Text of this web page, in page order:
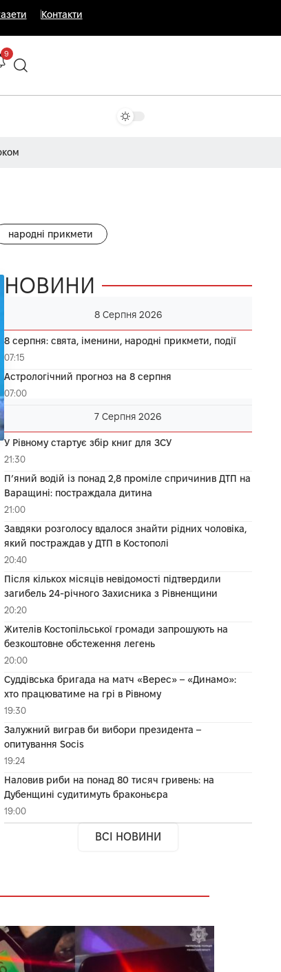
Контакти
9
народні прикмети
НОВИНИ
8 Серпня 2026
8 серпня: свята, іменини, народні прикмети, події
07:15
Астрологічний прогноз на 8 серпня
07:00
7 Серпня 2026
У Рівному стартує збір книг для ЗСУ
21:30
П’яний водій із понад 2,8 проміле спричинив ДТП на
Варащині: постраждала дитина
21:00
Завдяки розголосу вдалося знайти рідних чоловіка,
який постраждав у ДТП в Костополі
20:40
Після кількох місяців невідомості підтвердили
загибель 24-річного Захисника з Рівненщини
20:20
Жителів Костопільської громади запрошують на
безкоштовне обстеження легень
20:00
Суддівська бригада на матч «Верес» – «Динамо»:
хто працюватиме на грі в Рівному
19:30
Залужний виграв би вибори президента –
опитування Socis
19:24
Наловив риби на понад 80 тисяч гривень: на
Дубенщині судитимуть браконьєра
19:00
ВСІ НОВИНИ